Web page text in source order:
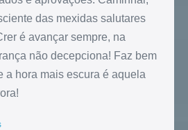
das mexidas salutares
é avançar sempre, na
não decepciona! Faz bem
a hora mais escura é aquela